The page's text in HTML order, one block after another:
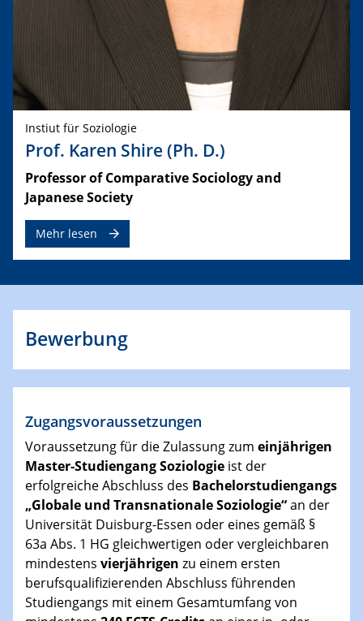
Instiut für Soziologie
Prof. Karen Shire (Ph. D.)
​Professor of Comparative Sociology and
Japanese Society
Mehr lesen
Bewerbung
Zugangsvoraussetzungen
Voraussetzung für die Zulassung zum einjährigen
Master-Studiengang Soziologie ist der
erfolgreiche Abschluss des Bachelorstudiengangs
„Globale und Transnationale Soziologie“an der
Universität Duisburg-Essen oder eines gemäß §
63a Abs. 1 HG gleichwertigen oder vergleichbaren
mindestens vierjährigen zu einem ersten
berufsqualifizierenden Abschluss führenden
Studiengangs mit einem Gesamtumfang von